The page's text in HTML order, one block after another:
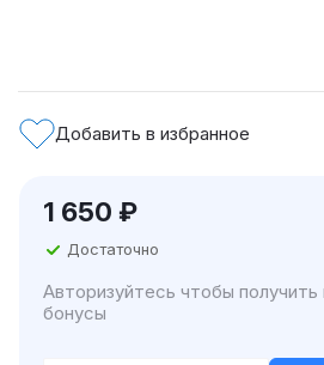
Добавить в избранное
1 650 ₽
Достаточно
Авторизуйтесь чтобы получить
бонусы